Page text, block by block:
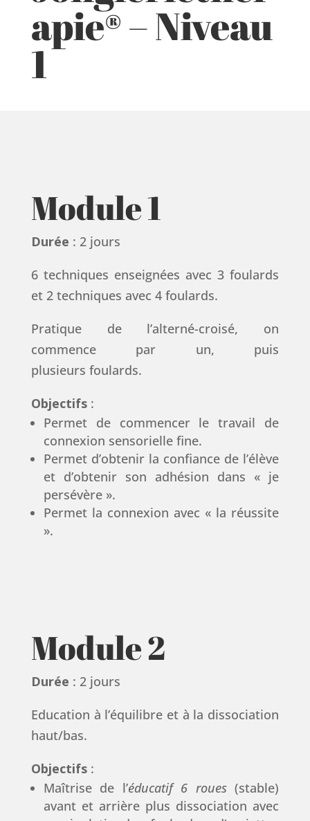
apie® – Niveau
1
Module 1
Durée : 2 jours
6 techniques enseignées avec 3 foulards
et 2 techniques avec 4 foulards.
Pratique de l’alterné-croisé, on
commence par un, puis
plusieurs foulards.
Objectifs:
Permet de commencer le travail de
connexion sensorielle fine.
Permet d’obtenir la confiance de l’élève
et d’obtenir son adhésion dans « je
persévère ».
Permet la connexion avec « la réussite
».
Module 2
Durée : 2 jours
Education à l’équilibre et à la dissociation
haut/bas.
Objectifs:
Maîtrise de l’éducatif 6 roues(stable)
avant et arrière plus dissociation avec